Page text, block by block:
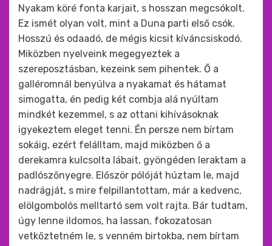
Nyakam köré fonta karjait, s hosszan megcsókolt.
Ez ismét olyan volt, mint a Duna parti első csók.
Hosszú és odaadó, de mégis kicsit kíváncsiskodó.
Miközben nyelveink megegyeztek a
szereposztásban, kezeink sem pihentek. Ő a
galléromnál benyúlva a nyakamat és hátamat
simogatta, én pedig két combja alá nyúltam
mindkét kezemmel, s az ottani kihívásoknak
igyekeztem eleget tenni. Én persze nem bírtam
sokáig, ezért felálltam, majd miközben ő a
derekamra kulcsolta lábait, gyöngéden leraktam a
padlószőnyegre. Először pólóját húztam le, majd
nadrágját, s mire felpillantottam, már a kedvenc,
elölgombolós melltartó sem volt rajta. Bár tudtam,
úgy lenne ildomos, ha lassan, fokozatosan
vetkőztetném le, s venném birtokba, nem bírtam